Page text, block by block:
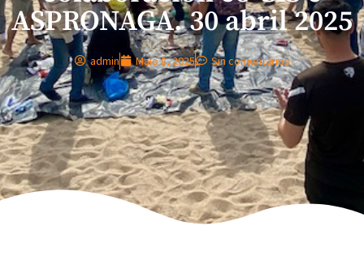
ASPRONAGA. 30 abril 2025
admin Maio 8, 2025 Sin comentarios